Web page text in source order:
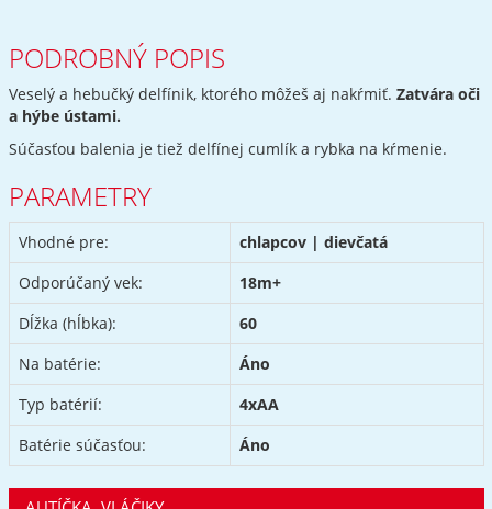
PODROBNÝ POPIS
Veselý a hebučký delfínik, ktorého môžeš aj nakŕmiť. Zatvára oči
a hýbe ústami.
Súčasťou balenia je tiež delfínej cumlík a rybka na kŕmenie.
PARAMETRY
Vhodné pre:
chlapcov | dievčatá
Odporúčaný vek:
18m+
Dĺžka (hĺbka):
60
Na batérie:
Áno
Typ batérií:
4xAA
Batérie súčasťou:
Áno